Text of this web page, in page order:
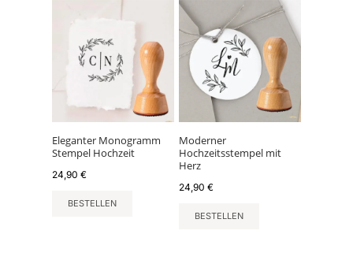
Eleganter Monogramm
Stempel Hochzeit
24,90 €
BESTELLEN
Moderner
Hochzeitsstempel mit
Herz
24,90€
BESTELLEN